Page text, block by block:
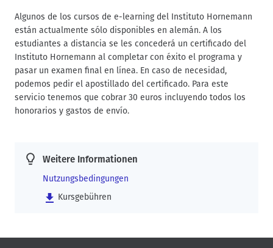
Algunos de los cursos de e-learning del Instituto Hornemann
están actualmente sólo disponibles en alemán. A los
estudiantes a distancia se les concederá un certificado del
Instituto Hornemann al completar con éxito el programa y
pasar un examen final en línea. En caso de necesidad,
podemos pedir el apostillado del certificado. Para este
servicio tenemos que cobrar 30 euros incluyendo todos los
honorarios y gastos de envío.
Weitere Informationen
Nutzungsbedingungen
Kursgebühren